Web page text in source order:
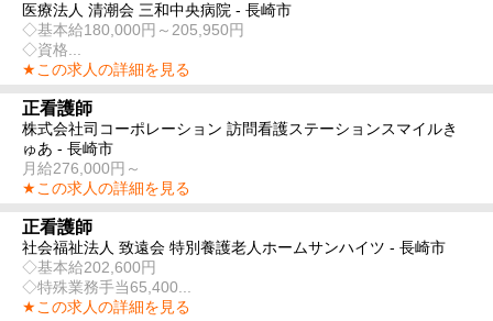
医療法人 清潮会 三和中央病院 - 長崎市
◇基本給180,000円～205,950円
◇資格...
★この求人の詳細を見る
正看護師
株式会社司コーポレーション 訪問看護ステーションスマイルき
ゅあ - 長崎市
月給276,000円～
★この求人の詳細を見る
正看護師
社会福祉法人 致遠会 特別養護老人ホームサンハイツ - 長崎市
◇基本給202,600円
◇特殊業務手当65,400...
★この求人の詳細を見る